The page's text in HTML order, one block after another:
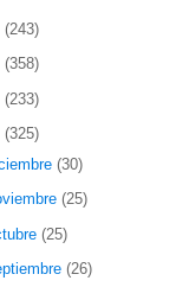
(243)
(358)
(233)
(325)
(30)
(25)
(25)
(26)